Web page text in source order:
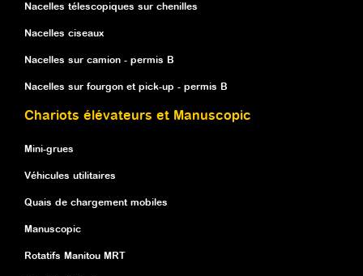
Nacelles télescopiques sur chenilles
Nacelles ciseaux
Nacelles sur camion - permis B
Nacelles sur fourgon et pick-up - permis B
Chariots élévateurs et Manuscopic
Mini-grues
Véhicules utilitaires
Quais de chargement mobiles
Manuscopic
Rotatifs Manitou MRT